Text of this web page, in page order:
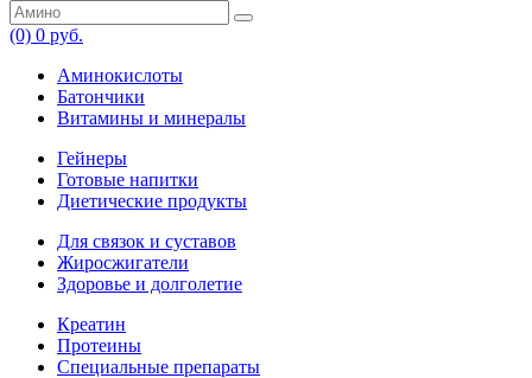
(0) 0 руб.
Аминокислоты
Батончики
Витамины и минералы
Гейнеры
Готовые напитки
Диетические продукты
Для связок и суставов
Жиросжигатели
Здоровье и долголетие
Креатин
Протеины
Специальные препараты